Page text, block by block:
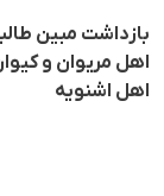
بازداشت مبین
اهل مریوان و
اهل اشنویه